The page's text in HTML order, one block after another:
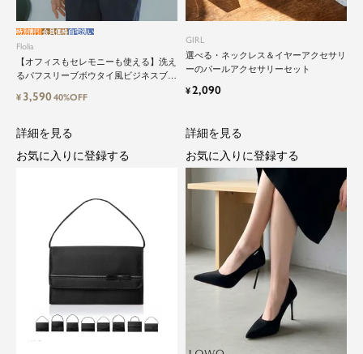
Flolia
【オフィスもセレモニーも使える】洗え
るパフスリーブボウタイ風ビジネスブラ
特別割引会員価格自宅洗い
¥ 3,59040%OFF
GIRL
選べる・ネックレス＆イヤーアクセサリ
ーのパールアクセサリーセット
¥2,090
詳細を見る
お気に入りに登録する
詳細を見る
お気に入りに登録する